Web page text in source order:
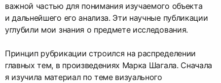
важной частью для понимания изучаемого объекта
и дальнейшего его анализа. Эти научные публикации
углубили мои знания о предмете исследования.
Принцип рубрикации строился на распределении
главных тем, в произведениях Марка Шагала. Сначала
я изучила материал по теме визуального